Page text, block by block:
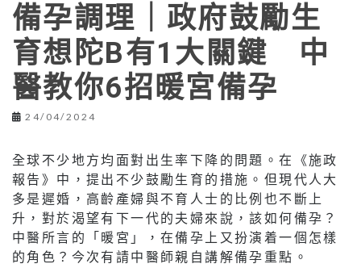
備孕調理｜政府鼓勵生
育想陀B有1大關鍵 中
醫教你6招暖宮備孕
24/04/2024
全球不少地方均面對出生率下降的問題。在《施政
報告》中，提出不少鼓勵生育的措施。但現代人大
多是遲婚，高齡產婦與不育人士的比例也不斷上
升，對於渴望有下一代的夫婦來說，該如何備孕？
中醫所言的「暖宮」，在備孕上又扮演着一個怎樣
的角色？今次有請中醫師親自講解備孕重點。